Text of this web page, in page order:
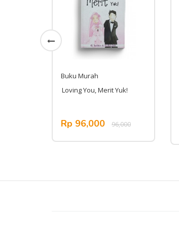
Buku Murah
Loving You, Merit Yuk!
Rp 96,000 96,000